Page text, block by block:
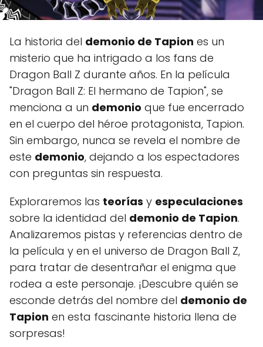
La historia del demonio de Tapion es un
misterio que ha intrigado a los fans de
Dragon Ball Z durante años. En la película
"Dragon Ball Z: El hermano de Tapion", se
menciona a un demonio que fue encerrado
en el cuerpo del héroe protagonista, Tapion.
Sin embargo, nunca se revela el nombre de
este demonio, dejando a los espectadores
con preguntas sin respuesta.
Exploraremos las teorías y especulaciones
sobre la identidad del demonio de Tapion.
Analizaremos pistas y referencias dentro de
la película y en el universo de Dragon Ball Z,
para tratar de desentrañar el enigma que
rodea a este personaje. ¡Descubre quién se
esconde detrás del nombre del demonio de
Tapion en esta fascinante historia llena de
sorpresas!